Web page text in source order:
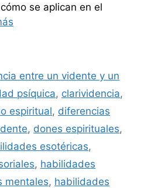
se aplican en el
entre un vidente y un
psíquica, clarividencia,
espiritual, diferencias
, dones espirituales,
esotéricas,
, habilidades
mentales, habilidades